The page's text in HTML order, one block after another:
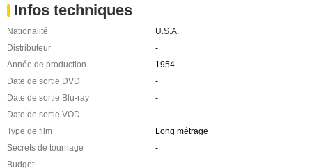
Infos techniques
Nationalité
U.S.A.
Distributeur
-
Année de production
1954
Date de sortie DVD
-
Date de sortie Blu-ray
-
Date de sortie VOD
-
Type de film
Long métrage
Secrets de tournage
-
Budget
-